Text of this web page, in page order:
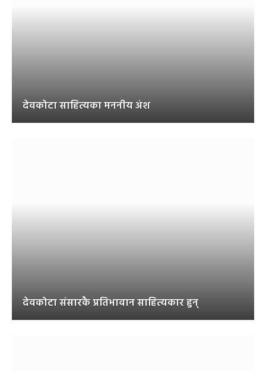
देवकोटा साहित्यका मननीय अंश
देवकोटा संसारकै प्रतिभावान साहित्यकार हुन्